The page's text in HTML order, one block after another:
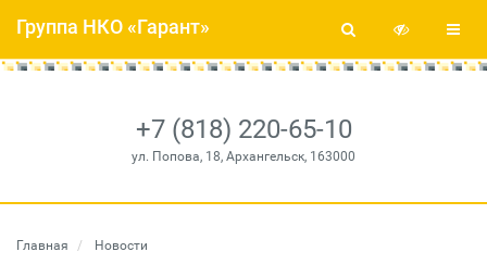
+7 (818) 220-65-10
ул. Попова, 18, Архангельск, 163000
Группа НКО «Гарант»
Главная Новости